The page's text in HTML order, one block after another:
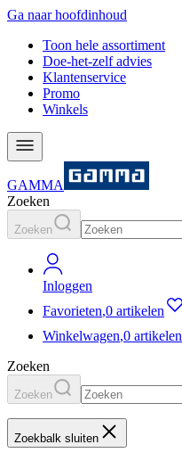
Ga naar hoofdinhoud
Toon hele assortiment
Doe-het-zelf advies
Klantenservice
Promo
Winkels
GAMMA
Zoeken
Zoeken
Inloggen
Favorieten,0 artikelen
Winkelwagen,0 artikelen
Zoeken
Zoeken
Zoekbalk sluiten